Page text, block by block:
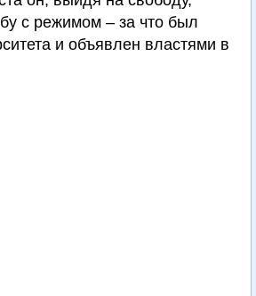
с режимом – за что был
и объявлен властями в